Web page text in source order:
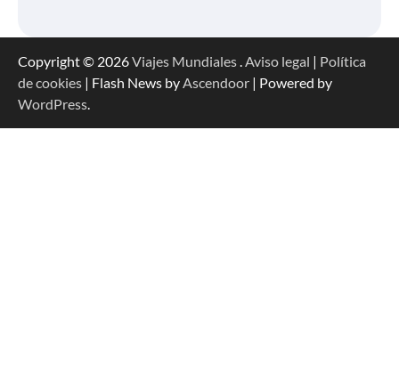
Copyright © 2026Viajes Mundiales.Aviso legal | Política
de cookies | Flash News byAscendoor | Powered by
WordPress.